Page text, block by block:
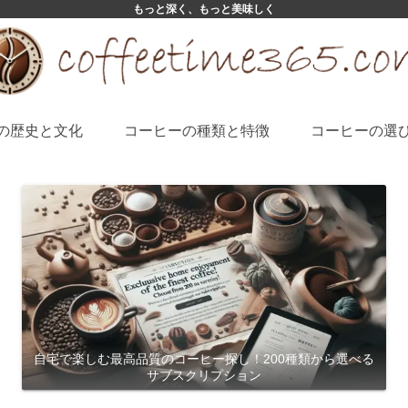
もっと深く、もっと美味しく
歴史と文化 コーヒーの種類と特徴 コーヒーの選
自宅で楽しむ最高品質のコーヒー探し！200種類から選べる
サブスクリプション